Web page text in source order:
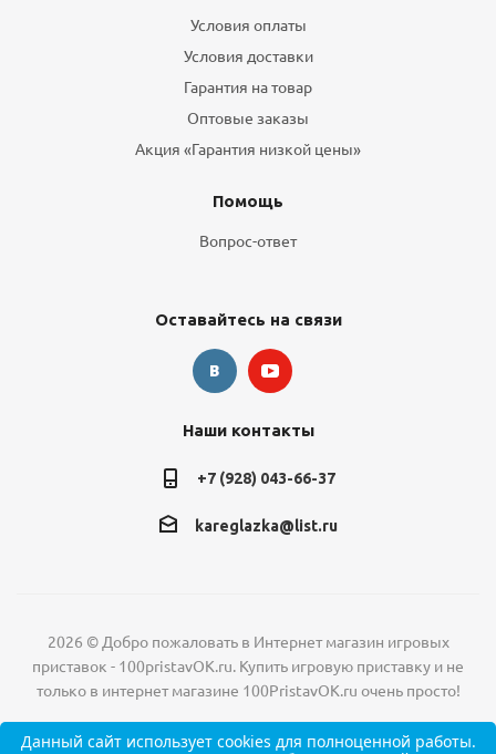
Условия оплаты
Условия доставки
Гарантия на товар
Оптовые заказы
Акция «Гарантия низкой цены»
Помощь
Вопрос-ответ
Оставайтесь на связи
Наши контакты
+7 (928) 043-66-37
kareglazka@list.ru
2026 © Добро пожаловать в Интернет магазин игровых
приставок - 100pristavOK.ru. Купить игровую приставку и не
только в интернет магазине 100PristavOK.ru очень просто!
Данный сайт использует cookies для полноценной работы.